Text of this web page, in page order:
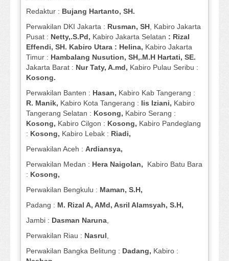
Redaktur : Bujang Hartanto, SH.
Perwakilan DKI Jakarta : Rusman, SH, Kabiro Jakarta
Pusat : Netty,.S.Pd, Kabiro Jakarta Selatan : Rizal
Effendi, SH. Kabiro Utara : Helina, Kabiro Jakarta
Timur : Hambalang Nusution, SH,.M.H Hartati, SE.
Jakarta Barat : Nur Taty, A.md, Kabiro Pulau Seribu :
Kosong.
Perwakilan Banten : Hasan, Kabiro Kab Tangerang :
R. Manik, Kabiro Kota Tangerang : Iis Iziani, Kabiro
Tangerang Selatan : Kosong, Kabiro Serang :
Kosong, Kabiro Cilgon : Kosong, Kabiro Pandeglang
: Kosong, Kabiro Lebak : Riadi,
Perwakilan Aceh : Ardiansya,
Perwakilan Medan : Hera Naigolan, Kabiro Batu Bara
: Kosong,
Perwakilan Bengkulu : Maman, S.H,
Padang : M. Rizal A, AMd, Asril Alamsyah, S.H,
Jambi : Dasman Naruna,
Perwakilan Riau : Nasrul,
Perwakilan Bangka Belitung : Dadang, Kabiro :